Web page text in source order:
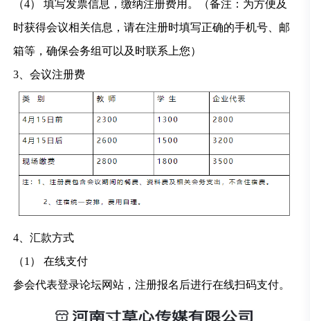
（4） 填写发票信息，缴纳注册费用。（备注：为方便及
时获得会议相关信息，请在注册时填写正确的手机号、邮
箱等，确保会务组可以及时联系上您）
3、会议注册费
4、汇款方式
（1） 在线支付
参会代表登录论坛网站，注册报名后进行在线扫码支付。